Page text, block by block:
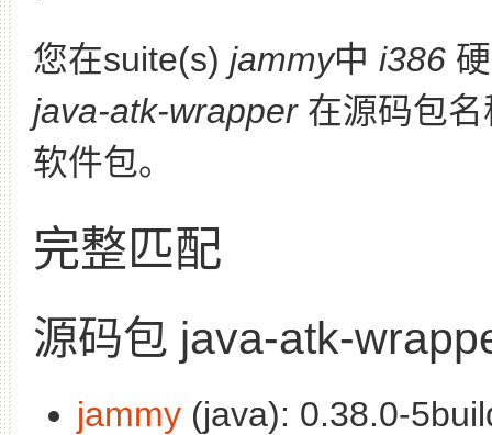
您在suite(s) jammy中 i386
java-atk-wrapper在源码包名
软件包。
完整匹配
源码包 java-atk-
jammy (java): 0.38.0-